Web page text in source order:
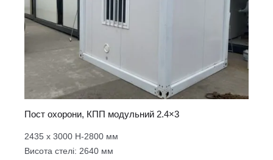
Пост охорони, КПП модульний 2.4×3
2435 х 3000 Н-2800 мм
Висота стелі: 2640 мм